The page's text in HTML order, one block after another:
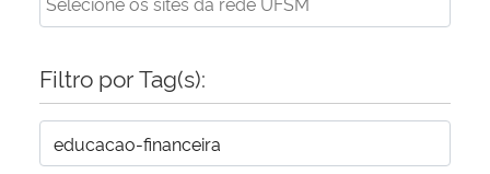
Filtro por Tag(s):